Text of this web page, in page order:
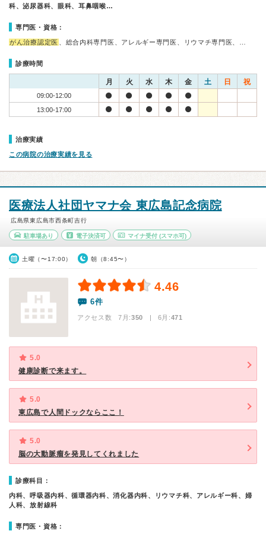
科、泌尿器科、眼科、耳鼻咽喉…
専門医・資格：
がん治療認定医 、総合内科専門医、アレルギー専門医、リウマチ専門医、…
診療時間
月 火 水 木 金 土 日 祝
09:00-12:00
13:00-17:00
治療実績
この病院の治療実績を見る
医療法人社団ヤマナ会 東広島記念病院
広島県東広島市西条町吉行
駐車場あり 電子決済可 マイナ受付 (スマホ可)
土曜（〜17:00） 朝（8:45〜）
4.46
6件
アクセス数 7月:350 | 6月:471
5.0
健康診断で来ます。
5.0
東広島で人間ドックならここ！
5.0
脳の大動脈瘤を発見してくれました
診療科目：
内科、呼吸器内科、循環器内科、消化器内科、リウマチ科、アレルギー科、婦
人科、放射線科
専門医・資格：